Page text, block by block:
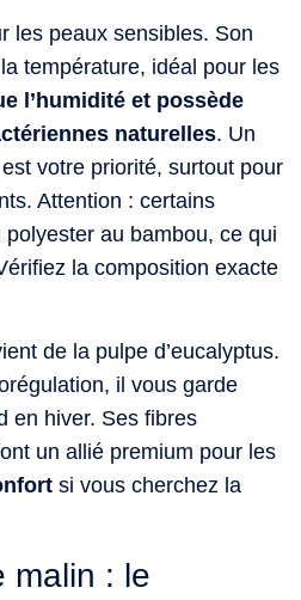
les peaux sensibles. Son
température, idéal pour les
l’humidité et possède
naturelles. Un
votre priorité, surtout pour
Attention : certains
au bambou, ce qui
la composition exacte
de la pulpe d’eucalyptus.
il vous garde
en hiver. Ses fibres
un allié premium pour les
si vous cherchez la
malin : le